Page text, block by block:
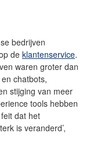
bedrijven
de klantenservice.
waren groter dan
chatbots,
stijging van meer
tools hebben
dat het
is veranderd’,